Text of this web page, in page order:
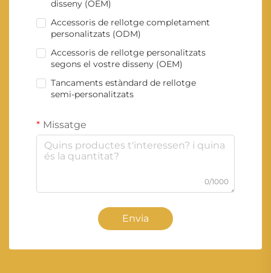
disseny (OEM)
Accessoris de rellotge completament
personalitzats (ODM)
Accessoris de rellotge personalitzats
segons el vostre disseny (OEM)
Tancaments estàndard de rellotge
semi-personalitzats
Missatge
0/1000
Envia